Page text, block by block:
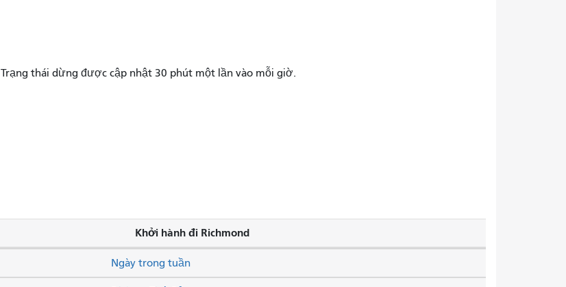
Trạng thái dừng được cập nhật 30 phút một lần vào mỗi giờ.
Khởi hành đi Richmond
Ngày trong tuần